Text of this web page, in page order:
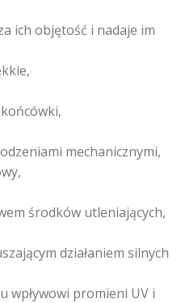
ich objętość i nadaje im
mechanicznymi,
środków utleniających,
działaniem silnych
wpływowi promieni UV i